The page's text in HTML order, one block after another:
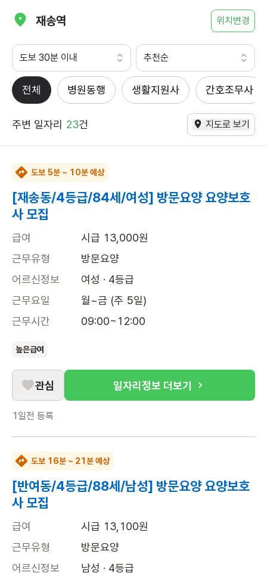
재송역 위치변경
도보 30분 이내 추천순
전체 병원동행 생활지원사 간호조무사
주변 일자리 23건 지도로 보기
도보 5분 ~ 10분 예상
[재송동/4등급/84세/여성] 방문요양 요양보호
사 모집
급여
시급 13,000원
근무유형
방문요양
어르신정보
여성 · 4등급
근무요일
월~금 (주 5일)
근무시간
09:00~12:00
높은급여
관심 일자리정보 더보기
1일전 등록
도보 16분 ~ 21분 예상
[반여동/4등급/88세/남성] 방문요양 요양보호
사 모집
급여
시급 13,100원
근무유형
방문요양
어르신정보
남성 · 4등급